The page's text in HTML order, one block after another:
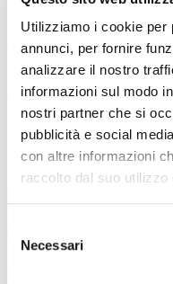
Utilizziamo i cookie per
annunci, per fornire
analizzare il nostro
informazioni sul modo
nostri partner che si
pubblicità e social
con altre informazioni
raccolto dal suo utilizzo
delNecessari
Nei trail c’è spesso un filo
E’ fondamentale.Ogni giro
un borgo abbandonato, un
Gostanza Trailracconta la
dacastelli, miniere
una chiave di lettura